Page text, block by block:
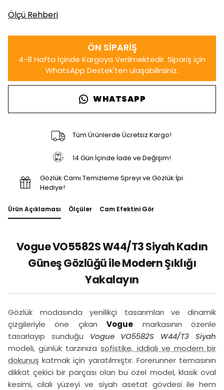
Ölçü Rehberi
WHATSAPP
Tüm Ürünlerde Ücretsiz Kargo!
14 Gün İçinde İade ve Değişim!
Gözlük Camı Temizleme Spreyi ve Gözlük İpi
Hediye!
Ürün Açıklaması Ölçüler Cam Efektini Gör
Vogue VO5582S W44/T3 Siyah Kadın
Güneş Gözlüğü ile Modern Şıklığı
Yakalayın
Gözlük modasında yenilikçi tasarımları ve dinamik
çizgileriyle öne çıkanVogue
markasının özenle
tasarlayıp sunduğu Vogue VO5582S W44/T3 Siyah
modeli, günlük tarzınızasofistike, iddialı ve modern bir
dokunuş katmak için yaratılmıştır. Forerunner temasının
dikkat çekici bir parçası olan bu özel model, klasik oval
kesimi, cilalı yüzeyi ve siyah asetat gövdesi ile hem